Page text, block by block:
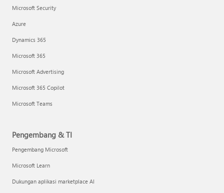
Microsoft Security
Azure
Dynamics 365
Microsoft 365
Microsoft Advertising
Microsoft 365 Copilot
Microsoft Teams
Pengembang & TI
Pengembang Microsoft
Microsoft Learn
Dukungan aplikasi marketplace AI